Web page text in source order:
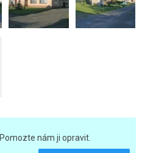
Pomozte nám ji opravit.